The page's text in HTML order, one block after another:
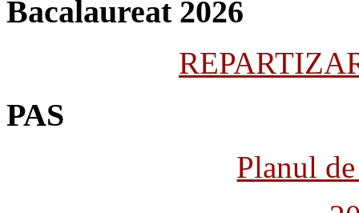
Bacalaureat 2026
PAS
Planul